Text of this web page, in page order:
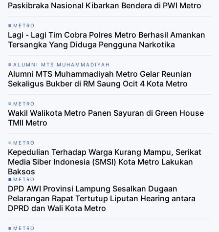
Paskibraka Nasional Kibarkan Bendera di PWI Metro
METRO
Lagi - Lagi Tim Cobra Polres Metro Berhasil Amankan
Tersangka Yang Diduga Pengguna Narkotika
ALUMNI MTS MUHAMMADIYAH
Alumni MTS Muhammadiyah Metro Gelar Reunian
Sekaligus Bukber di RM Saung Ocit 4 Kota Metro
METRO
Wakil Walikota Metro Panen Sayuran di Green House
TMII Metro
METRO
Kepedulian Terhadap Warga Kurang Mampu, Serikat
Media Siber Indonesia (SMSI) Kota Metro Lakukan
Baksos
METRO
DPD AWI Provinsi Lampung Sesalkan Dugaan
Pelarangan Rapat Tertutup Liputan Hearing antara
DPRD dan Wali Kota Metro
METRO